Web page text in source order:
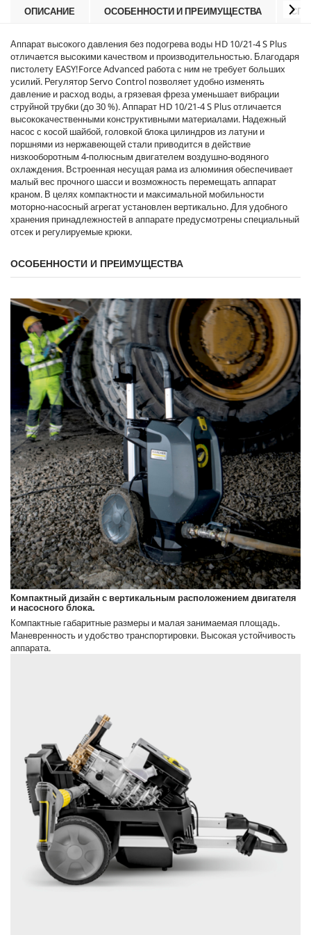
e
ОПИСАНИЕ ОСОБЕННОСТИ И ПРЕИМУЩЕСТВА
Аппарат высокого давления без подогрева воды HD 10/21-4 S Plus
отличается высокими качеством и производительностью. Благодаря
пистолету EASY!ForceAdvanced работа с ним не требует больших
усилий. Регулятор Servo Control позволяет удобно изменять
давление и расход воды, а грязевая фреза уменьшает вибрации
струйной трубки (до 30 %). Аппарат HD 10/21-4 S Plus отличается
высококачественными конструктивными материалами. Надежный
насос с косой шайбой, головкой блока цилиндров из латуни и
поршнями из нержавеющей стали приводится в действие
низкооборотным 4-полюсным двигателем воздушно-водяного
охлаждения. Встроенная несущая рама из алюминия обеспечивает
малый вес прочного шасси и возможность перемещать аппарат
краном. В целях компактности и максимальной мобильности
моторно-насосный агрегат установлен вертикально. Для удобного
хранения принадлежностей в аппарате предусмотрены специальный
отсек и регулируемые крюки.
ОСОБЕННОСТИ И ПРЕИМУЩЕСТВА
Компактный дизайн с вертикальным расположением двигателя
и насосного блока.
Компактные габаритные размеры и малая занимаемая площадь.
Маневренность и удобство транспортировки. Высокая устойчивость
аппарата.